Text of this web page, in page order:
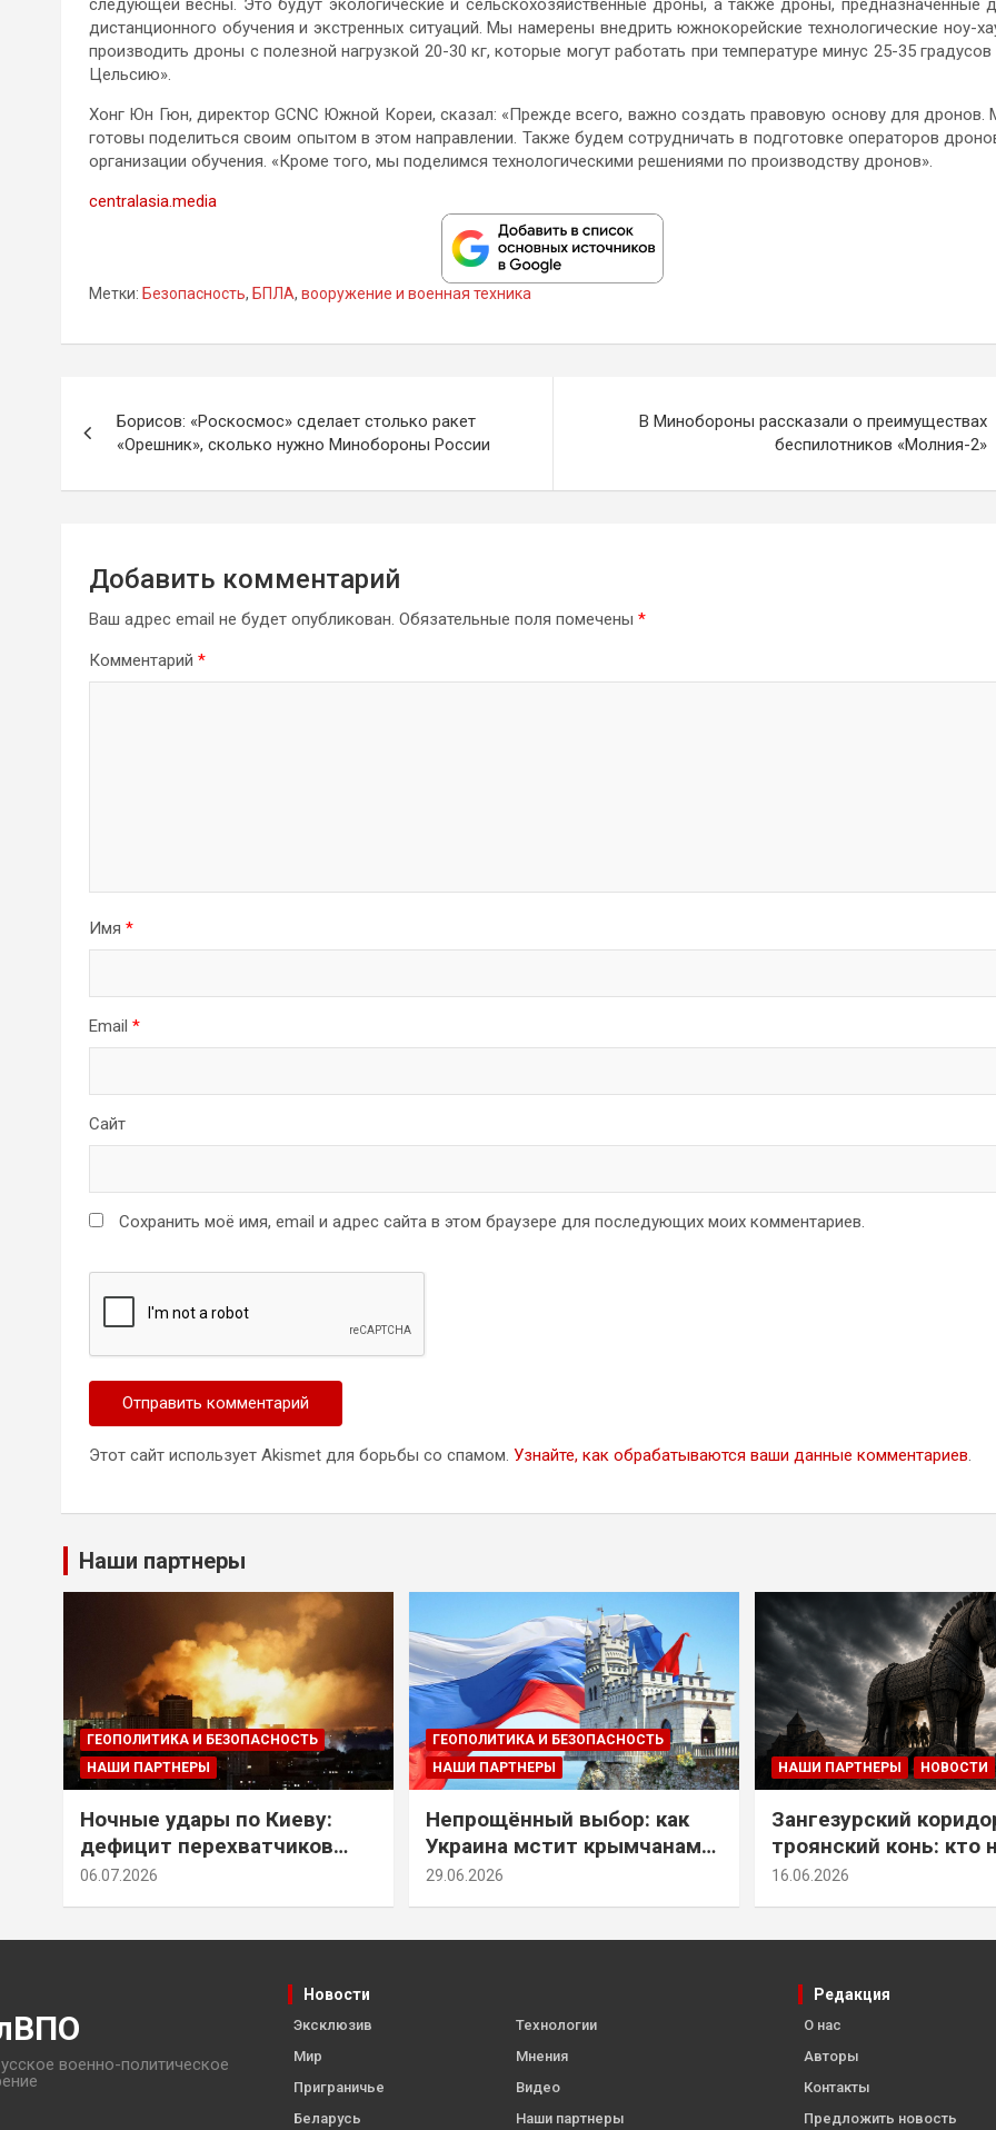
следующей весны. Это будут экологические и сельскохозяйственные дроны, а также дроны, предназначенные
дистанционного обучения и экстренных ситуаций. Мы намерены внедрить южнокорейские технологические ноу-
производить дроны с полезной нагрузкой 20-30 кг, которые могут работать при температуре минус 25-35
Цельсию».
Хонг Юн Гюн, директор GCNC Южной Кореи, сказал: «Прежде всего, важно создать правовую основу для дронов.
готовы поделиться своим опытом в этом направлении. Также будем сотрудничать в подготовке операторов
организации обучения. «Кроме того, мы поделимся технологическими решениями по производству дронов».
centralasia.media
Метки: Безопасность, БПЛА, вооружение и военная техника
по
записям
Борисов: «Роскосмос» сделает столько ракет
«Орешник», сколько нужно Минобороны России
В Минобороны рассказали о преимуществах
беспилотников «Молния-2»
Добавить комментарий
Ваш адрес email не будет опубликован. Обязательные поля помечены *
Комментарий *
Имя *
Email *
Сайт
Сохранить моё имя, email и адрес сайта в этом браузере для последующих моих комментариев.
Этот сайт использует Akismet для борьбы со спамом. Узнайте, как обрабатываются ваши данные комментариев.
Наши партнеры
ГЕОПОЛИТИКА И БЕЗОПАСНОСТЬ
НАШИ ПАРТНЕРЫ
Ночные удары по Киеву:
дефицит перехватчиков
Patriot и оборонительные
06.07.2026
ГЕОПОЛИТИКА И БЕЗОПАСНОСТЬ
НАШИ ПАРТНЕРЫ
Непрощённый выбор: как
Украина мстит крымчанам
за их историческое решение
29.06.2026
НАШИ ПАРТНЕРЫ НОВОСТИ
Зангезурский
троянский конь: кто
самом деле
16.06.2026
военно-политическое
Новости
Эксклюзив
Мир
Приграничье
Беларусь
Технологии
Мнения
Видео
Наши партнеры
Редакция
О нас
Авторы
Контакты
Предложить новость